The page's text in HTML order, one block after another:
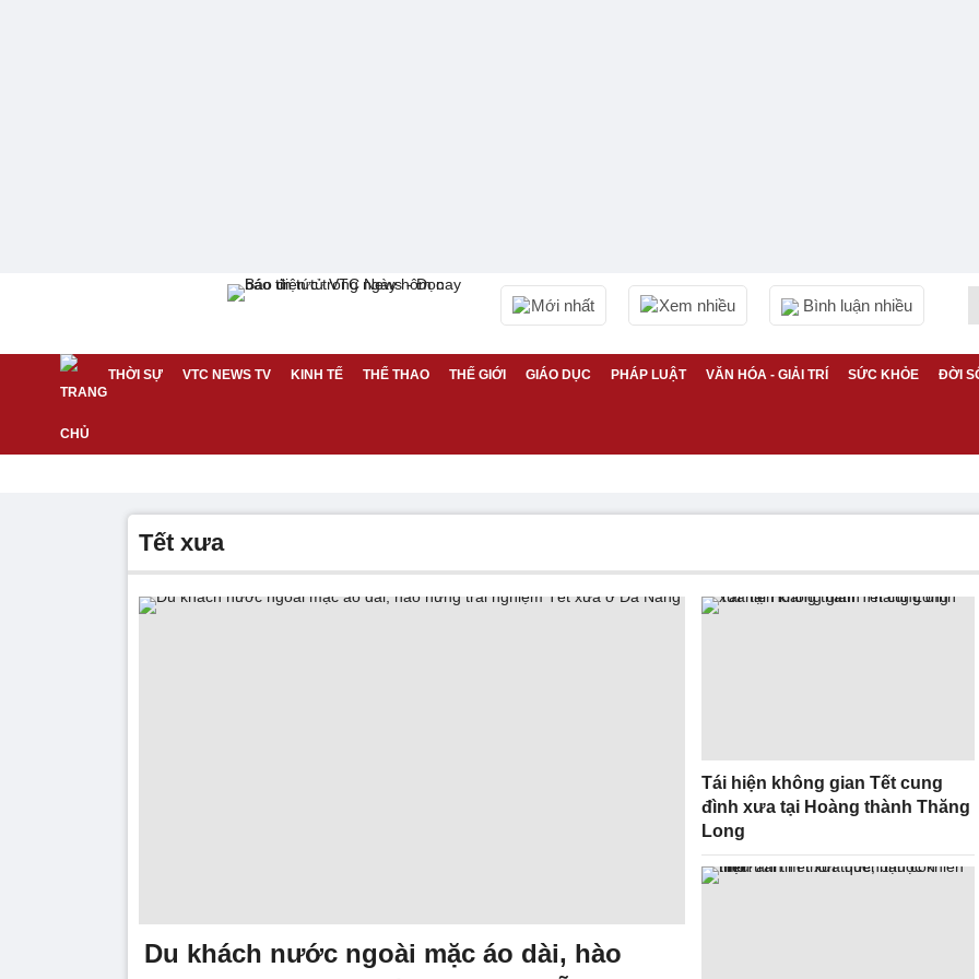
Mới nhất Xem nhiều Bình luận nhiều
THỜI SỰ VTC NEWS TV KINH TẾ THỂ THAO THẾ GIỚI GIÁO DỤC PHÁP LUẬT VĂN HÓA - GIẢI TRÍ SỨC KHỎE ĐỜI
tết xưa
Du khách nước ngoài mặc áo dài, hào
Tái hiện không gian Tết cung
đình xưa tại Hoàng thành Thăng
Long